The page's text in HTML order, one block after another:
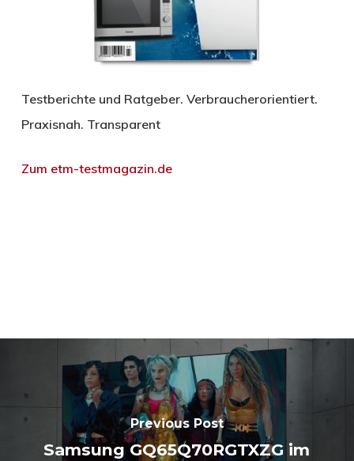
Testberichte und Ratgeber. Verbraucherorientiert.
Praxisnah. Transparent
Zum etm-testmagazin.de
Previous Post
Samsung GQ65Q70RGTXZG im